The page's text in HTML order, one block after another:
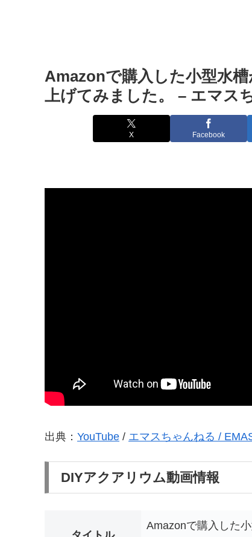
Amazonで購入した小型水
上げてみました。 – エマス
X Facebook
出典： YouTube / エマスちゃんねる /
DIYアクアリウム動画情報
Amazonで購入した